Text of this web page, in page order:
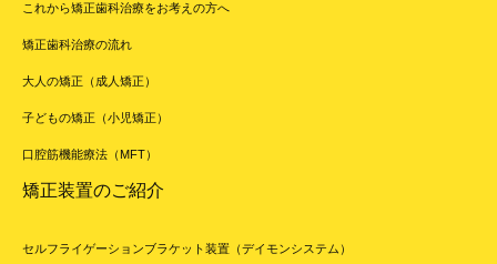
これから矯正歯科治療をお考えの方へ
矯正歯科治療の流れ
大人の矯正（成人矯正）
子どもの矯正（小児矯正）
口腔筋機能療法（MFT）
矯正装置のご紹介
セルフライゲーションブラケット装置（デイモンシステム）